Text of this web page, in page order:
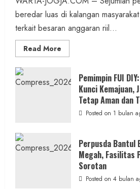
beredar luas di kalangan
terkait besaran anggaran riil...
Read More
more
Gedung
KDMP
Rp1,6
Miliar,
Diduga
Hanya
Kontraktor:
Ketum
PWRI
Minta
Pemimpin FUI
Kunci Kemajuan,
Tetap Aman dan
Posted on 1 bulan
Perpusda
Megah, Fasilitas
Sorotan
Posted on 4 bulan